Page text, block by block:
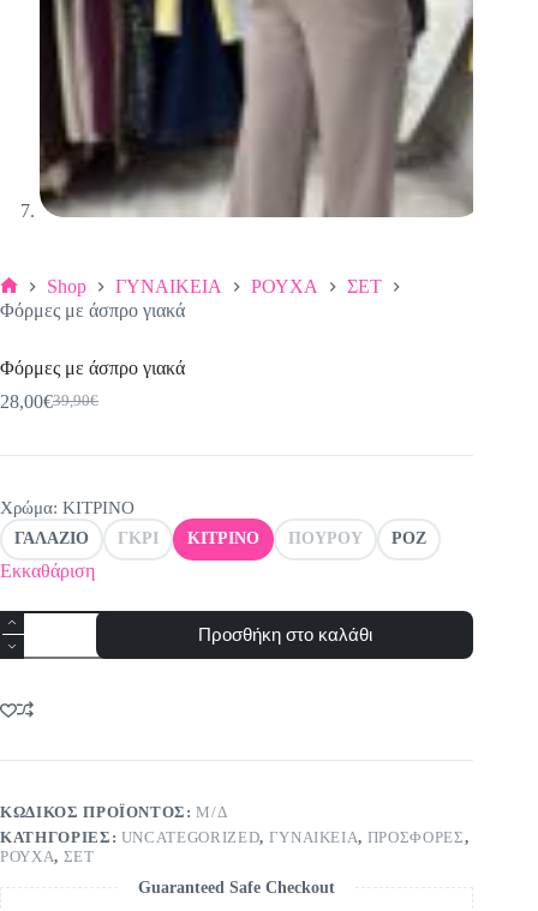
Αρχική
σελίδα
Shop ΓΥΝΑΙΚΕΙΑ ΡΟΥΧΑ
ΣΕΤ
Φόρμες με άσπρο γιακά
Φόρμες με άσπρο γιακά
39,90€
Original
was:
28,00€Η
τιμή
Χρώμα: ΚΙΤΡΙΝΟ
ΓΑΛΑΖΙΟ ΓΚΡΙ ΚΙΤΡΙΝΟ ΠΟΥΡΟΥ ΡΟΖ
Εκκαθάριση
Φόρμες
με
άσπρο
ποσότητα
Προσθήκη στο καλάθι
ΚΩΔΙΚΌΣ ΠΡΟΪΌΝΤΟΣ:Μ/Δ
ΚΑΤΗΓΟΡΊΕΣ: UNCATEGORIZED, ΓΥΝΑΙΚΕΙΑ, ΠΡΟΣΦΟΡΕΣ,
ΡΟΥΧΑ, ΣΕΤ
Guaranteed Safe Checkout